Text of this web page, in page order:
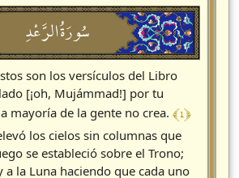
سُورَةُالرَّعْدِ
son los versículos del Libro
[¡oh, Mujámmad!] por tu
mayoría de la gente no crea. ﴾ 1 ﴿
los cielos sin columnas que
se estableció sobre el Trono;
a la Luna haciendo que cada uno